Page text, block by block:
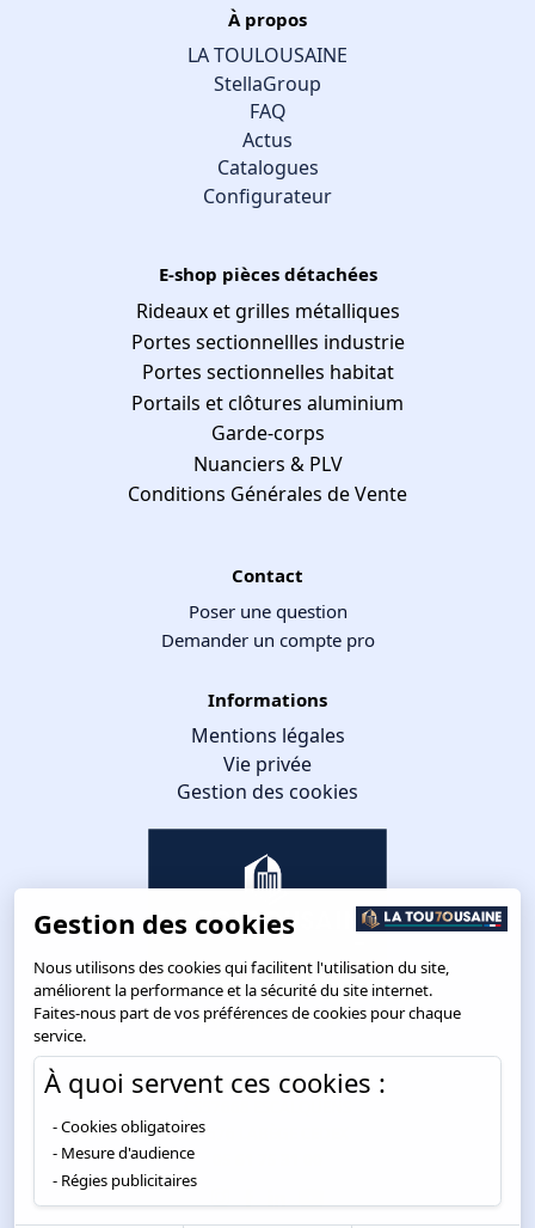
À propos
LA TOULOUSAINE
StellaGroup
FAQ
Actus
Catalogues
Configurateur
E-shop pièces détachées
Rideaux et grilles métalliques
Portes sectionnellles industrie
Portes sectionnelles habitat
Portails et clôtures aluminium
Garde-corps
Nuanciers & PLV
Conditions Générales de Vente
Contact
Poser une question
Demander un compte pro
Informations
Mentions légales
Vie privée
Gestion des cookies
Route de Toulouse
31676 LABÈGE CEDEX
Gestion des cookies
Nous utilisons des cookies qui facilitent l'utilisation du site,
améliorent la performance et la sécurité du site internet.
Faites-nous part de vos préférences de cookies pour chaque
service.
À quoi servent ces cookies :
Cookies obligatoires
Mesure d'audience
Régies publicitaires